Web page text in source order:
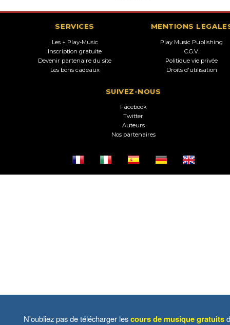
SERVICES
Les + Play-Music
Inscription gratuite
Devenir partenaire du site
Les bons cadeaux
MENTIONS
Play Music Publishing
C.G.V.
Politique vie privée
Droits d'utilisation
SUIVEZ-NOUS
Facebook
Twitter
Auteurs
Nos partenaires
N'oubliez pas de télécharger lescours de musique gratuits